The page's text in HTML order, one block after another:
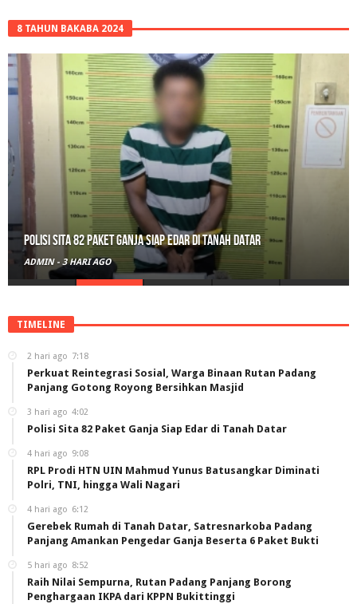
8 TAHUN BAKABA 2024
Polisi Sita 82 Paket Ganja Siap Edar di Tanah Datar
ADMIN - 3 HARI AGO
TIMELINE
2 hari ago 7:18
Perkuat Reintegrasi Sosial, Warga Binaan Rutan Padang
Panjang Gotong Royong Bersihkan Masjid
3 hari ago 4:02
Polisi Sita 82 Paket Ganja Siap Edar di Tanah Datar
4 hari ago 9:08
RPL Prodi HTN UIN Mahmud Yunus Batusangkar Diminati
Polri, TNI, hingga Wali Nagari
4 hari ago 6:12
Gerebek Rumah di Tanah Datar, Satresnarkoba Padang
Panjang Amankan Pengedar Ganja Beserta 6 Paket Bukti
5 hari ago 8:52
Raih Nilai Sempurna, Rutan Padang Panjang Borong
Penghargaan IKPA dari KPPN Bukittinggi